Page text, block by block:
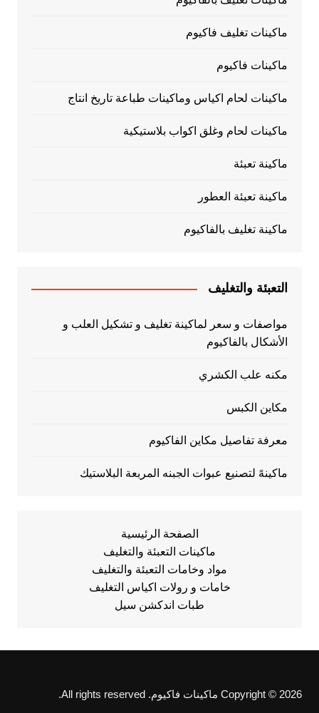
ماكينات تغليف فاكيوم
ماكينات فاكيوم
ماكينات لحام اكياس وماكينات طباعة تاريخ انتاج
ماكينات لحام وغلق اكواب بلاستيكية
ماكينة تعبئة
ماكينة تعبئة العطور
ماكينة تغليف بالفاكيوم
التعبئة والتغليف
مواصفات و سعر لماكينة تغليف و تشكيل العلب و
الأشكال بالفاكيوم
مكنه علب الكشري
مكاين الكبس
معرفة تفاصيل مكاين الفاكيوم
ماكينهً لتصنيع عبوات الجبنه المربعة البلاستيك
الصفحة الرئيسية
ماكينات التعبئة والتغليف
مواد وخامات التعبئة والتغليف
خامات و رولات اكياس التغليف
طبات اندكشن سيل
Copyright © 2026 ماكينات فاكيوم. All rights reserved.